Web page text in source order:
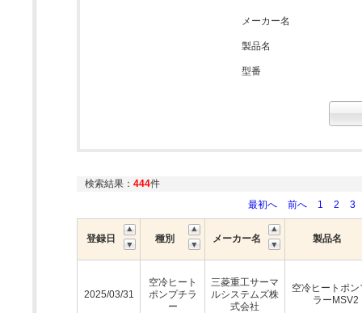
メーカー名
製品名
型番
検索結果： 444件
最初へ
前へ 1 2 3
登録日 種別 メーカー名 製品名
2025/03/31
空冷ヒート
ポンプチラ
ー
三菱重工サーマ
ルシステムズ株
式会社
空冷ヒートポン
ラーMSV2